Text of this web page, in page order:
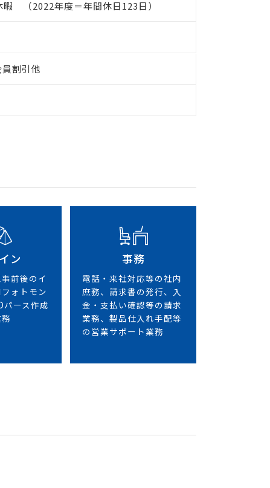
（2022年度＝年間休日123日）
割引他
ン
前後のイ
ォトモン
パース作成
事務
電話・来社対応等の社内
庶務、請求書の発行、入
金・支払い確認等の請求
業務、製品仕入れ手配等
の営業サポート業務